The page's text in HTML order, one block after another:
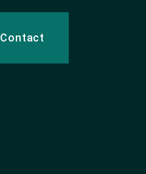
Contact